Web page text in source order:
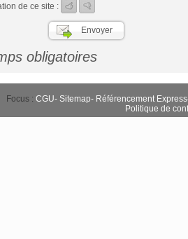
de ce site :
obligatoires
Focus : CGU- Sitemap- Référencement Express
Politique de